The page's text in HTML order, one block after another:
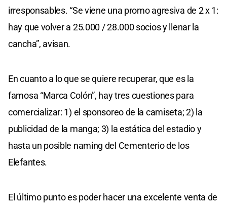
irresponsables. “Se viene una promo agresiva de 2 x 1:
hay que volver a 25.000 / 28.000 socios y llenar la
cancha”, avisan.
En cuanto a lo que se quiere recuperar, que es la
famosa “Marca Colón”, hay tres cuestiones para
comercializar: 1) el sponsoreo de la camiseta; 2) la
publicidad de la manga; 3) la estática del estadio y
hasta un posible naming del Cementerio de los
Elefantes.
El último punto es poder hacer una excelente venta de